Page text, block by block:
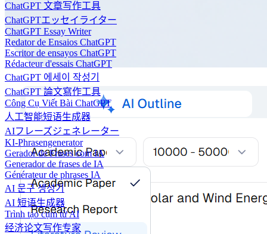
ChatGPT 文章写作工具
ChatGPTエッセイライター
ChatGPT Essay Writer
Redator de Ensaios ChatGPT
Escritor de ensayos ChatGPT
Rédacteur d'essais ChatGPT
ChatGPT 에세이 작성기
ChatGPT 論文寫作工具
Công Cụ Viết Bài ChatGPT
人工智能短语生成器
AIフレーズジェネレーター
KI-Phrasengenerator
Gerador de Frases com IA
Generador de frases de IA
Générateur de phrases IA
AI 문구 생성기
AI 短语生成器
Trình tạo cụm từ AI
经济论文写作专家